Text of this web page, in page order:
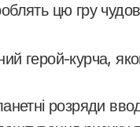
цю гру
герой-курча,
розряди